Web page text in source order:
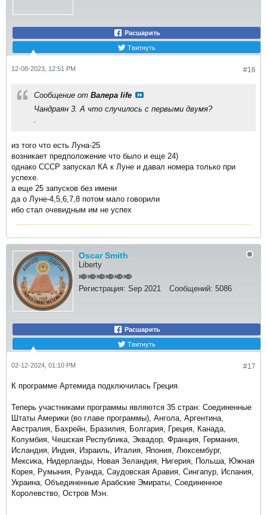
Расшарить
Твитнуть
#16
12-08-2023, 12:51 PM
Сообщение от Валера life
Чандраян 3. А что случилось с первыми двумя?
.
из того что есть Луна-25
возникает предположение что было и еще 24)
однако СССР запускал КА к Луне и давал номера только при
успехе.
а еще 25 запусков без имени
да о Луне-4,5,6,7,8 потом мало говорили
ибо стал очевидным им не успех
Oscar Smith
Liberty
Регистрация: Sep 2021 Сообщений: 5086
Расшарить
Твитнуть
#17
02-12-2024, 01:10 PM
К программе Артемида подключилась Греция.
Теперь участниками программы являются 35 стран: Соединенные
Штаты Америки (во главе программы), Ангола, Аргентина,
Австралия, Бахрейн, Бразилия, Болгария, Греция, Канада,
Колумбия, Чешская Республика, Эквадор, Франция, Германия,
Исландия, Индия, Израиль, Италия, Япония, Люксембург,
Мексика, Нидерланды, Новая Зеландия, Нигерия, Польша, Южная
Корея, Румыния, Руанда, Саудовская Аравия, Сингапур, Испания,
Украина, Объединенные Арабские Эмираты, Соединенное
Королевство, Остров Мэн.